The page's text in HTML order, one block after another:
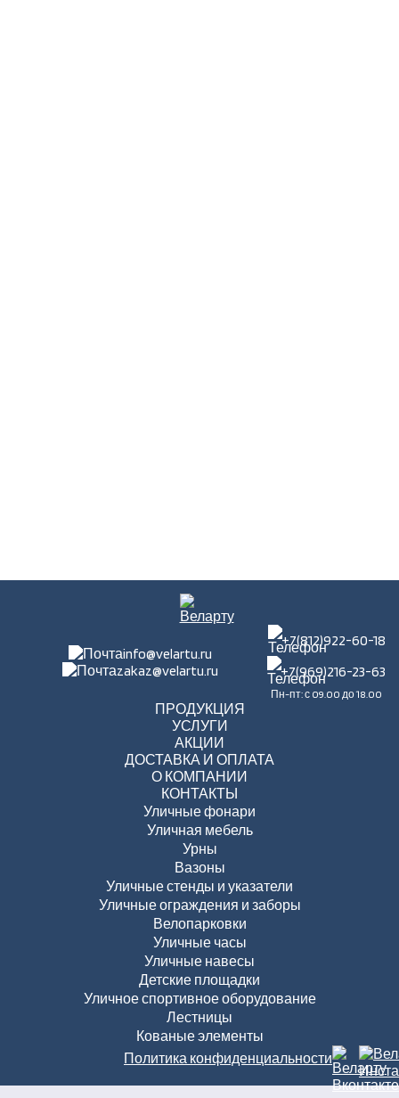
info@velartu.ru
zakaz@velartu.ru
+7(812)922-60-18
+7(969)216-23-63
Пн-пт: с 09.00 до 18.00
ПРОДУКЦИЯ
УСЛУГИ
АКЦИИ
ДОСТАВКА И ОПЛАТА
О КОМПАНИИ
КОНТАКТЫ
Уличные фонари
Уличная мебель
Урны
Вазоны
Уличные стенды и указатели
Уличные ограждения и заборы
Велопарковки
Уличные часы
Уличные навесы
Детские площадки
Уличное спортивное оборудование
Лестницы
Кованые элементы
Политика конфиденциальности